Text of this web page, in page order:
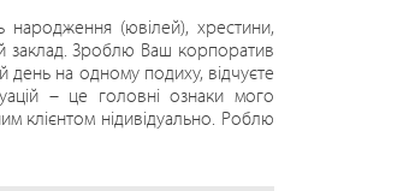
народження (ювілей), хрестини,
заклад. Зроблю Ваш корпоратив
на одному подиху, відчуєте
– це головні ознаки мого
клієнтом нідивідуально. Роблю